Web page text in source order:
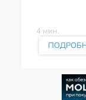
4 мин.